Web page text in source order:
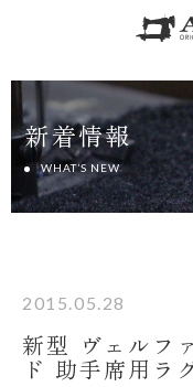
新着情報
WHAT’S NEW
2015.05.28
新型 ヴェルフ
ド 助手席用